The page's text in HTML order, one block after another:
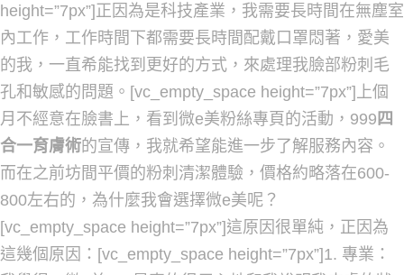
height=”7px”]正因為是科技產業，我需要長時間在無塵室
內工作，工作時間下都需要長時間配戴口罩悶著，愛美
的我，一直希能找到更好的方式，來處理我臉部粉刺毛
孔和敏感的問題。[vc_empty_space height=”7px”]上個
月不經意在臉書上，看到微e美粉絲專頁的活動，999 四
合一育膚術的宣傳，我就希望能進一步了解服務內容。
而在之前坊間平價的粉刺清潔體驗，價格約略落在600-
800左右的，為什麼我會選擇微e美呢？
[vc_empty_space height=”7px”]這原因很單純，正因為
這幾個原因：[vc_empty_space height=”7px”]1. 專業：